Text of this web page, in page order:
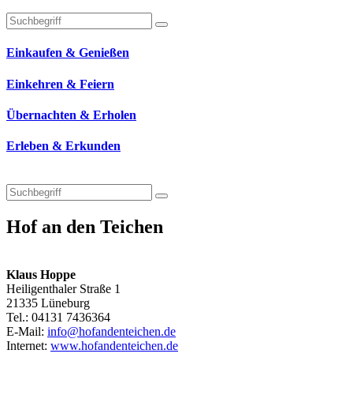
Technisches Feld: Suchfeld
Technisches Feld: Suchbutton
Suche absenden
Einkaufen & Genießen
Einkehren & Feiern
Übernachten & Erholen
Erleben & Erkunden
Hof an den Teichen
Klaus Hoppe
Heiligenthaler Straße 1
21335 Lüneburg
Tel.: 04131 7436364
E-Mail: info@hofandenteichen.de
Internet: www.hofandenteichen.de